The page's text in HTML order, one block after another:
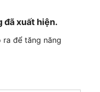
đã xuất hiện.
để tăng năng